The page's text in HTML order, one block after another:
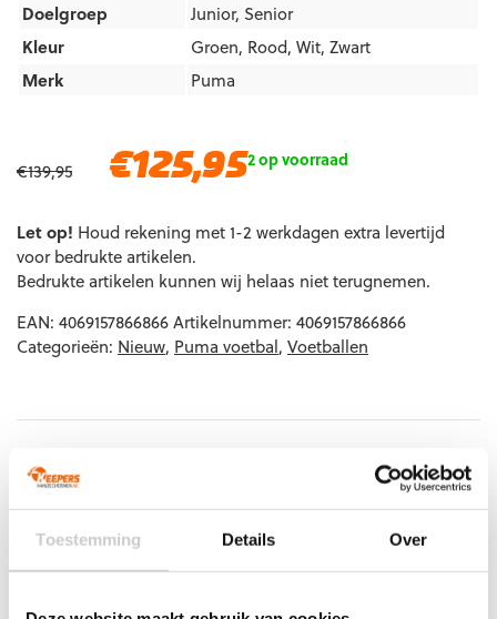
Toestemming Details Over
€139,95
Oorspronkelijke
€139,95.
€125,95Huidige
€125,95.
2 op voorraad
Let op! Houd rekening met 1-2 werkdagen extra levertijd
voor bedrukte artikelen.
Bedrukte artikelen kunnen wij helaas niet terugnemen.
EAN: 4069157866866Artikelnummer: 4069157866866
Categorieën: Nieuw, Puma voetbal, Voetballen
Doelgroep
Junior, Senior
Kleur
Groen, Rood, Wit, Zwart
Merk
Puma
Gerelateerde producten